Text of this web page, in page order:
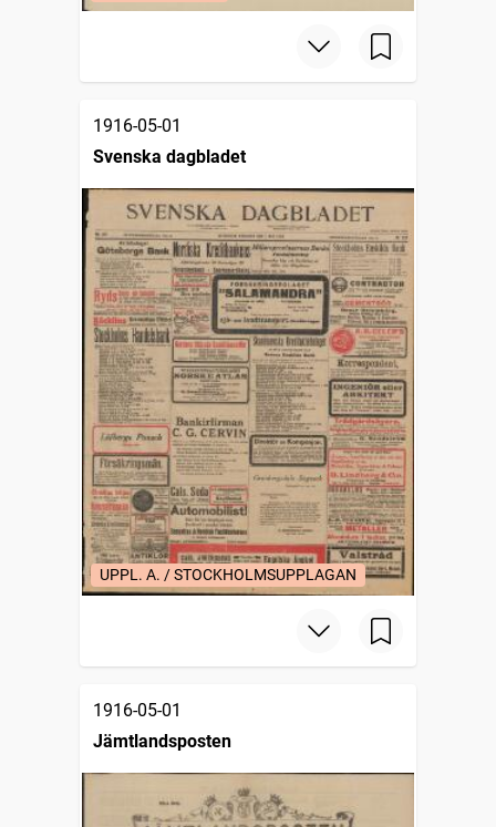
1916-05-01
Svenska dagbladet
UPPL. A. / STOCKHOLMSUPPLAGAN
1916-05-01
Jämtlandsposten